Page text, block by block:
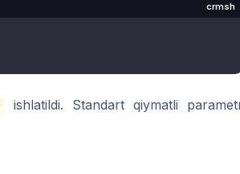
crmsh
ishlatildi. Standart qiymatli